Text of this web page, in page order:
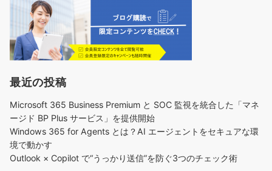
最近の投稿
Microsoft 365 Business Premium と SOC 監視を統合した「マネ
ージド BP Plus サービス」を提供開始
Windows 365 for Agents とは？AI エージェントをセキュアな環
境で動かす
Outlook × Copilot で“うっかり送信”を防ぐ3つのチェック術​